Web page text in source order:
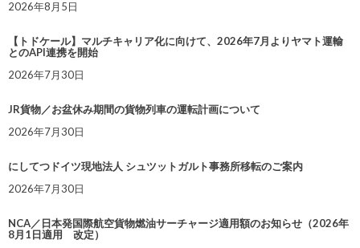
2026年8月5日
【トドケール】マルチキャリア化に向けて、2026年7月よりヤマト運輸
とのAPI連携を開始
2026年7月30日
JR貨物／お盆休み期間の貨物列車の運転計画について
2026年7月30日
にしてつドイツ現地法人 シュツットガルト事務所移転のご案内
2026年7月30日
NCA／日本発国際航空貨物燃油サーチャージ適用額のお知らせ（2026年
8月1日適用 改定）